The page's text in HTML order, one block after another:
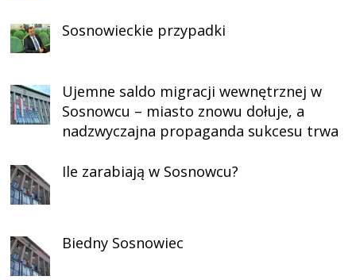
Sosnowieckie przypadki
Ujemne saldo migracji wewnętrznej w
Sosnowcu – miasto znowu dołuje, a
nadzwyczajna propaganda sukcesu trwa
Ile zarabiają w Sosnowcu?
Biedny Sosnowiec